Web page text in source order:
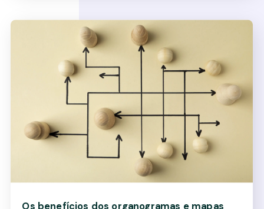
Os benefícios dos organogramas e mapas